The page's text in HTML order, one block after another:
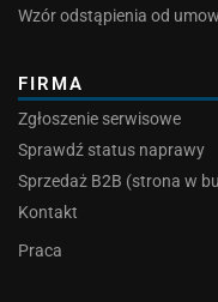
Wzór odstąpienia od
FIRMA
Zgłoszenie serwisowe
Sprawdź status naprawy
Sprzedaż B2B (strona w
Kontakt
Praca